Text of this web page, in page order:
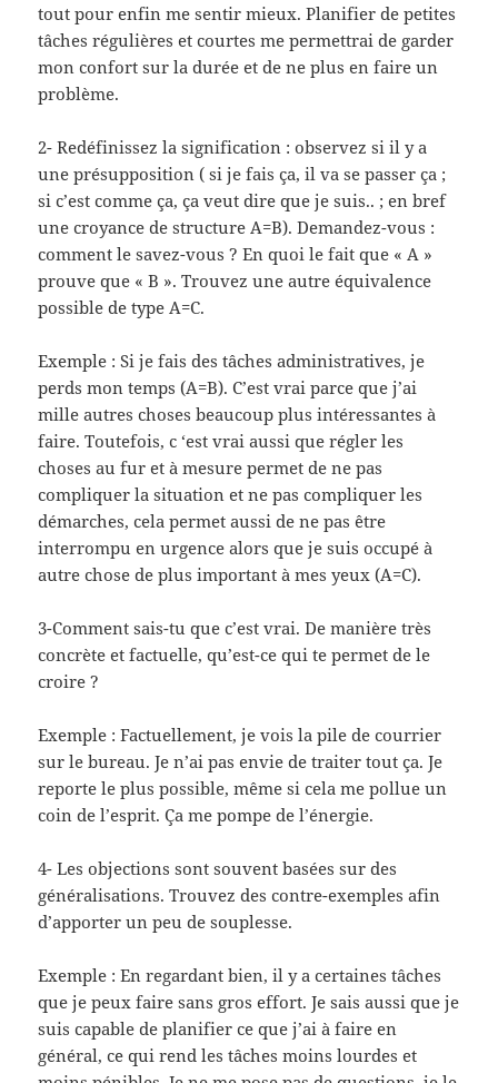
tout pour enfin me sentir mieux. Planifier de petites
tâches régulières et courtes me permettrai de garder
mon confort sur la durée et de ne plus en faire un
problème.
2- Redéfinissez la signification : observez si il y a
une présupposition ( si je fais ça, il va se passer ça ;
si c’est comme ça, ça veut dire que je suis.. ; en bref
une croyance de structure A=B). Demandez-vous :
comment le savez-vous ? En quoi le fait que « A »
prouve que « B ». Trouvez une autre équivalence
possible de type A=C.
Exemple : Si je fais des tâches administratives, je
perds mon temps (A=B). C’est vrai parce que j’ai
mille autres choses beaucoup plus intéressantes à
faire. Toutefois, c ‘est vrai aussi que régler les
choses au fur et à mesure permet de ne pas
compliquer la situation et ne pas compliquer les
démarches, cela permet aussi de ne pas être
interrompu en urgence alors que je suis occupé à
autre chose de plus important à mes yeux (A=C).
3-Comment sais-tu que c’est vrai. De manière très
concrète et factuelle, qu’est-ce qui te permet de le
croire ?
Exemple : Factuellement, je vois la pile de courrier
sur le bureau. Je n’ai pas envie de traiter tout ça. Je
reporte le plus possible, même si cela me pollue un
coin de l’esprit. Ça me pompe de l’énergie.
4- Les objections sont souvent basées sur des
généralisations. Trouvez des contre-exemples afin
d’apporter un peu de souplesse.
Exemple : En regardant bien, il y a certaines tâches
que je peux faire sans gros effort. Je sais aussi que je
suis capable de planifier ce que j’ai à faire en
général, ce qui rend les tâches moins lourdes et